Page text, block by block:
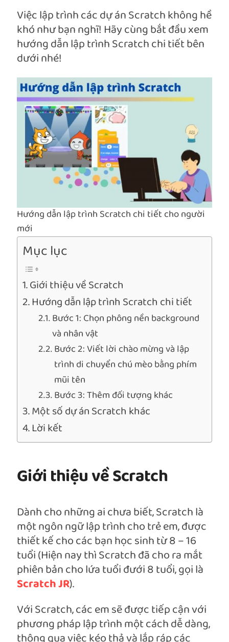
Việc lập trình các dự án Scratch không hề
khó như bạn nghĩ! Hãy cùng bắt đầu xem
hướng dẫn lập trình Scratch chi tiết bên
dưới nhé!
Hướng dẫn lập trình Scratch chi tiết cho người
mới
Mục lục
Giới thiệu về Scratch
Hướng dẫn lập trình Scratch chi tiết
Bước 1: Chọn phông nền background
và nhân vật
Bước 2: Viết lời chào mừng và lập
trình di chuyển chú mèo bằng phím
mũi tên
Bước 3: Thêm đối tượng khác
Một số dự án Scratch khác
Lời kết
Giới thiệu về Scratch
Dành cho những ai chưa biết, Scratch là
một ngôn ngữ lập trình cho trẻ em, được
thiết kế cho các bạn học sinh từ 8 – 16
tuổi (Hiện nay thì Scratch đã cho ra mắt
phiên bản cho lứa tuổi đưới 8 tuổi, gọi là
Scratch JR).
Với Scratch, các em sẽ được tiếp cận với
phương pháp lập trình một cách dễ dàng,